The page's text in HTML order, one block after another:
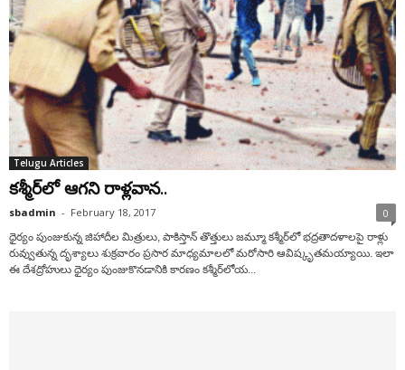
Telugu Articles
కశ్మీర్‌లో ఆగని రాళ్లవాన..
sbadmin - February 18, 2017 0
ధైర్యం పుంజుకున్న జిహాదీల మిత్రులు, పాకిస్తాన్ తొత్తులు జమ్మూ కశ్మీర్‌లో భద్రతాదళాలపై రాళ్లు
రువ్వుతున్న దృశ్యాలు శుక్రవారం ప్రసార మాధ్యమాలలో మరోసారి ఆవిష్కృతమయ్యాయి. ఇలా
ఈ దేశద్రోహులు ధైర్యం పుంజుకొనడానికి కారణం కశ్మీర్‌లోయ...